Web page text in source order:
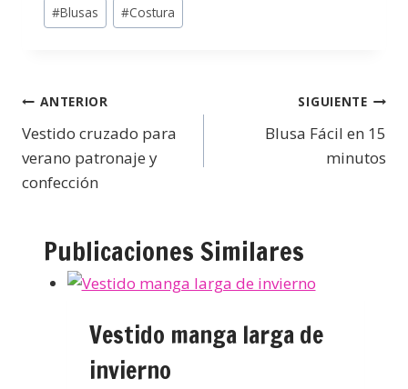
#Blusas #Costura
ANTERIOR
Vestido cruzado para
verano patronaje y
confección
SIGUIENTE
Blusa Fácil en 15
minutos
Publicaciones Similares
Vestido manga larga de
invierno